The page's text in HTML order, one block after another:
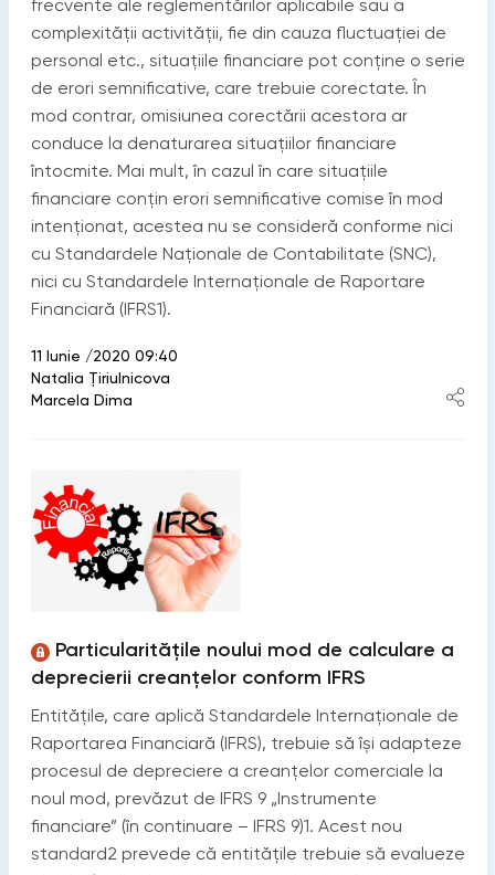
frecvente ale reglementărilor aplicabile sau a
complexității activității, fie din cauza fluctuației de
personal etc., situaţiile financiare pot conține o serie
de erori semnificative, care trebuie corectate. În
mod contrar, omisiunea corectării acestora ar
conduce la denaturarea situaţiilor financiare
întocmite. Mai mult, în cazul în care situaţiile
financiare conţin erori semnificative comise în mod
intenţionat, acestea nu se consideră conforme nici
cu Standardele Naționale de Contabilitate (SNC),
nici cu Standardele Internaționale de Raportare
Financiară (IFRS1).
11 Iunie /2020 09:40
Natalia Ţiriulnicova
Marcela Dima
Particularitățile noului mod de calculare a
deprecierii creanțelor conform IFRS
Entitățile, care aplică Standardele Internaționale de
Raportarea Financiară (IFRS), trebuie să își adapteze
procesul de depreciere a creanțelor comerciale la
noul mod, prevăzut de IFRS 9 „Instrumente
financiare” (în continuare – IFRS 9)1. Acest nou
standard2 prevede că entitățile trebuie să evalueze